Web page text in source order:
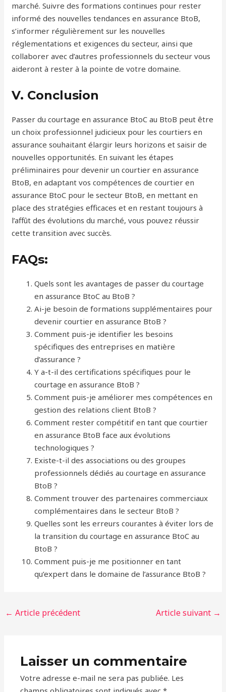
marché. Suivre des formations continues pour rester
informé des nouvelles tendances en assurance BtoB,
s’informer régulièrement sur les nouvelles
réglementations et exigences du secteur, ainsi que
collaborer avec d’autres professionnels du secteur vous
aideront à rester à la pointe de votre domaine.
V. Conclusion
Passer du courtage en assurance BtoC au BtoB peut être
un choix professionnel judicieux pour les courtiers en
assurance souhaitant élargir leurs horizons et saisir de
nouvelles opportunités. En suivant les étapes
préliminaires pour devenir un courtier en assurance
BtoB, en adaptant vos compétences de courtier en
assurance BtoC pour le secteur BtoB, en mettant en
place des stratégies efficaces et en restant toujours à
l’affût des évolutions du marché, vous pouvez réussir
cette transition avec succès.
FAQs:
Quels sont les avantages de passer du courtage
en assurance BtoC au BtoB ?
Ai-je besoin de formations supplémentaires pour
devenir courtier en assurance BtoB ?
Comment puis-je identifier les besoins
spécifiques des entreprises en matière
d’assurance ?
Y a-t-il des certifications spécifiques pour le
courtage en assurance BtoB ?
Comment puis-je améliorer mes compétences en
gestion des relations client BtoB ?
Comment rester compétitif en tant que courtier
en assurance BtoB face aux évolutions
technologiques ?
Existe-t-il des associations ou des groupes
professionnels dédiés au courtage en assurance
BtoB ?
Comment trouver des partenaires commerciaux
complémentaires dans le secteur BtoB ?
Quelles sont les erreurs courantes à éviter lors de
la transition du courtage en assurance BtoC au
BtoB ?
Comment puis-je me positionner en tant
qu’expert dans le domaine de l’assurance BtoB ?
← Article précédent Article suivant →
Laisser un commentaire
Votre adresse e-mail ne sera pas publiée. Les